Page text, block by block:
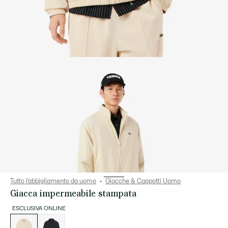
Tutto l’abbigliamento da uomo Giacche & Cappotti Uomo
Giacca impermeabile stampata
ESCLUSIVA ONLINE
delle
varianti